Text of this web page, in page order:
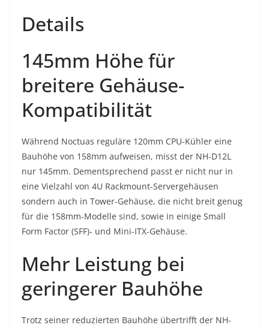
Details
145mm Höhe für
breitere Gehäuse-
Kompatibilität
Während Noctuas reguläre 120mm CPU-Kühler eine
Bauhöhe von 158mm aufweisen, misst der NH-D12L
nur 145mm. Dementsprechend passt er nicht nur in
eine Vielzahl von 4U Rackmount-Servergehäusen
sondern auch in Tower-Gehäuse, die nicht breit genug
für die 158mm-Modelle sind, sowie in einige Small
Form Factor (SFF)- und Mini-ITX-Gehäuse.
Mehr Leistung bei
geringerer Bauhöhe
Trotz seiner reduzierten Bauhöhe übertrifft der NH-